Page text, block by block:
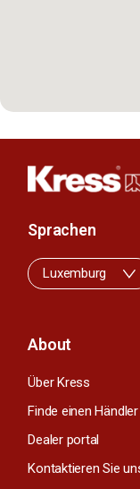
About
Über Kress
Finde einen Händler
Dealer portal
Kontaktieren Sie
Sprachen
Luxemburg